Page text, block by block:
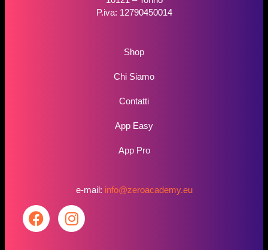
P.iva: 12790450014
Shop
Chi Siamo
Contatti
App Easy
App Pro
e-mail: info@zeroacademy.eu